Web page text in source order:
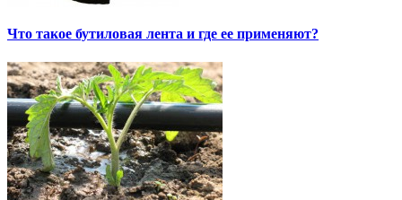
Что такое бутиловая лента и где ее применяют?